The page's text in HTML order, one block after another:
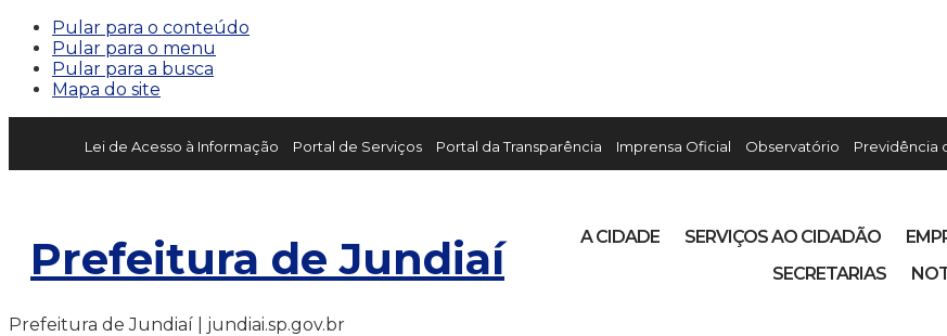
Pular para o conteúdo
Pular para o menu
Pular para a busca
Mapa do site
Lei de Acesso à Informação Portal de Serviços Portal da Transparência Imprensa Oficial Observatório Previdência
Prefeitura de Jundiaí A CIDADE SERVIÇOS AO CIDADÃO
SECRETARIAS
Prefeitura de Jundiaí | jundiai.sp.gov.br